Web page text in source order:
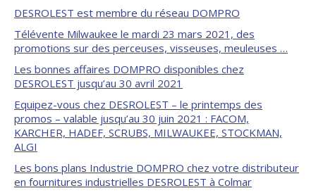
DESROLEST est membre du réseau DOMPRO
Télévente Milwaukee le mardi 23 mars 2021, des
promotions sur des perceuses, visseuses, meuleuses …
Les bonnes affaires DOMPRO disponibles chez
DESROLEST jusqu’au 30 avril 2021
Equipez-vous chez DESROLEST – le printemps des
promos – valable jusqu’au 30 juin 2021 : FACOM,
KARCHER, HADEF, SCRUBS, MILWAUKEE, STOCKMAN,
ALGI
Les bons plans Industrie DOMPRO chez votre distributeur
en fournitures industrielles DESROLEST à Colmar